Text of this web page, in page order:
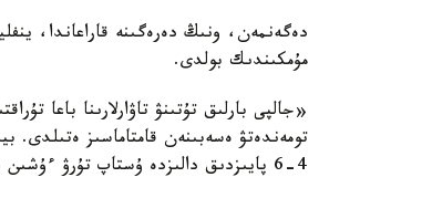
مۇمكىندىك بولدى.
«جالپى بارلىق تۇتىنۋ تاۋارلارىنا باعا
تومەندەتۋ ەسەبىنەن قامتاماسىز ەتىلدى.
4-6 پايىزدىق دالىزدە ۇستاپ تۇرۋ ءۇشىن بارلىق كۇش-جىگەردى جۇمسايمىز»، - دەدى ءاليحان سمايىلوۆ.